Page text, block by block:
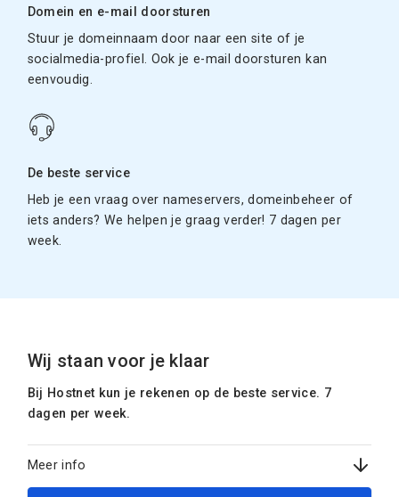
Domein en e-mail doorsturen
Stuur je domeinnaam door naar een site of je
socialmedia-profiel. Ook je e-mail doorsturen kan
eenvoudig.
De beste service
Heb je een vraag over nameservers, domeinbeheer of
iets anders? We helpen je graag verder! 7 dagen per
week.
Wij staan voor je klaar
Bij Hostnet kun je rekenen op de beste service. 7
dagen per week.
Meer info